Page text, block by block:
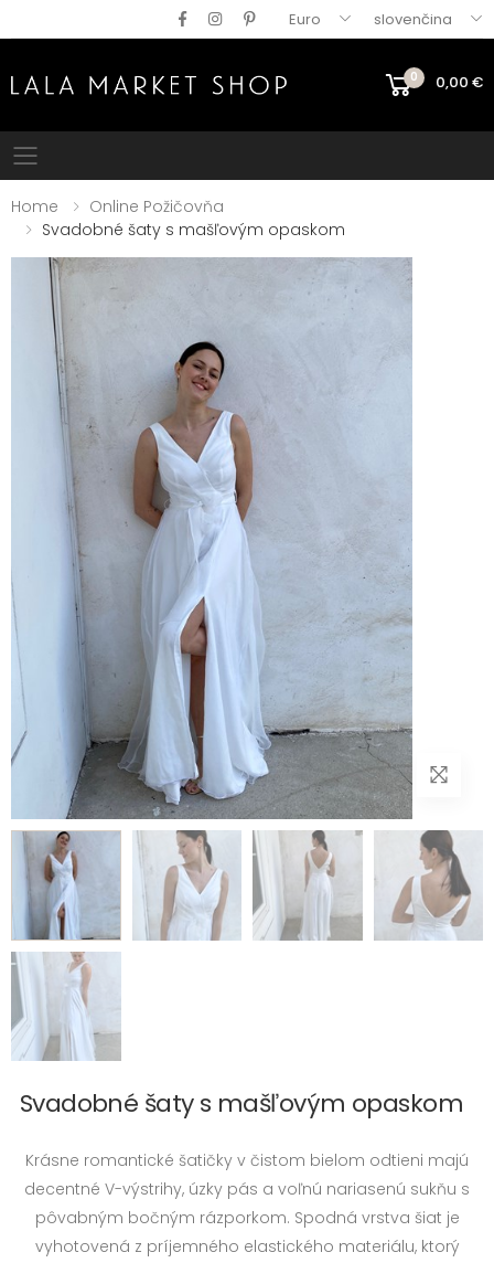
Euro slovenčina
0 0,00 €
Mobile menu
Home
Online Požičovňa
Svadobné šaty s mašľovým opaskom
Svadobné šaty s mašľovým opaskom
Krásne romantické šatičky v čistom bielom odtieni majú
decentné V-výstrihy, úzky pás a voľnú nariasenú sukňu s
pôvabným bočným rázporkom. Spodná vrstva šiat je
vyhotovená z príjemného elastického materiálu, ktorý